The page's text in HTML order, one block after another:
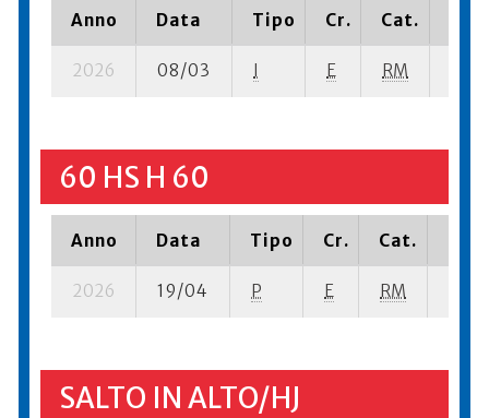
Anno Data Tipo Cr. Cat.
2026 08/03 I E RM
60 HS H 60
Anno Data Tipo Cr. Cat.
2026 19/04 P E RM
SALTO IN ALTO/HJ